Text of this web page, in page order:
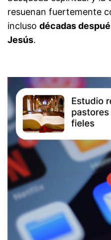
resuenan fuertemente
incluso décadas
Jesús.